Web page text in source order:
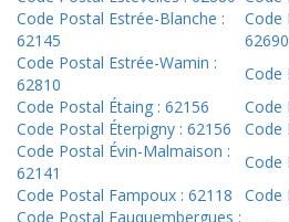
Code Postal Estrée-Blanche :
62145
Code
62690
Code Postal Estrée-Wamin :
62810
Code
Code Postal Étaing : 62156
Code
Code Postal Éterpigny : 62156
Code
Code Postal Évin-Malmaison :
62141
Code
Code Postal Fampoux : 62118
Code
Code Postal Fauquembergues :